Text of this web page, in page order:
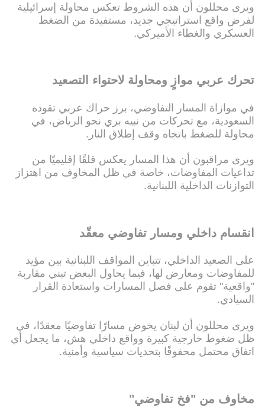
ويرى محللون أن هذه الشروط تعكس محاولة إسرائيلية
لفرض واقع استراتيجي جديد، مستفيدة من الضغط
العسكري والغطاء الأميركي.
تحرك عربي موازٍ ومحاولة لاحتواء التصعيد
في موازاة المسار التفاوضي، برز حراك عربي تقوده
السعودية، مع تحركات من نبيه بري نحو الرياض، في
محاولة للضغط باتجاه وقف إطلاق النار.
ويرى مراقبون أن هذا المسار يعكس قلقًا إقليميًا من
تداعيات المفاوضات، خاصة في ظل المخاوف من اهتزاز
التوازنات الداخلية اللبنانية.
انقسام داخلي ومسار تفاوضي معقّد
على الصعيد الداخلي، تتباين المواقف اللبنانية بين مؤيد
للمفاوضات ومعارض لها، فيما يحاول البعض تبني مقاربة
"واقعية" تقوم على فصل المسارات واستعادة القرار
السيادي.
ويرى محللون أن لبنان يخوض مسارًا تفاوضيًا معقدًا، في
ظل ضغوط خارجية كبيرة وواقع داخلي هش، ما يجعل أي
اتفاق محتمل محفوفًا بتحديات سياسية وأمنية.
مخاوف من "فخ تفاوضي"